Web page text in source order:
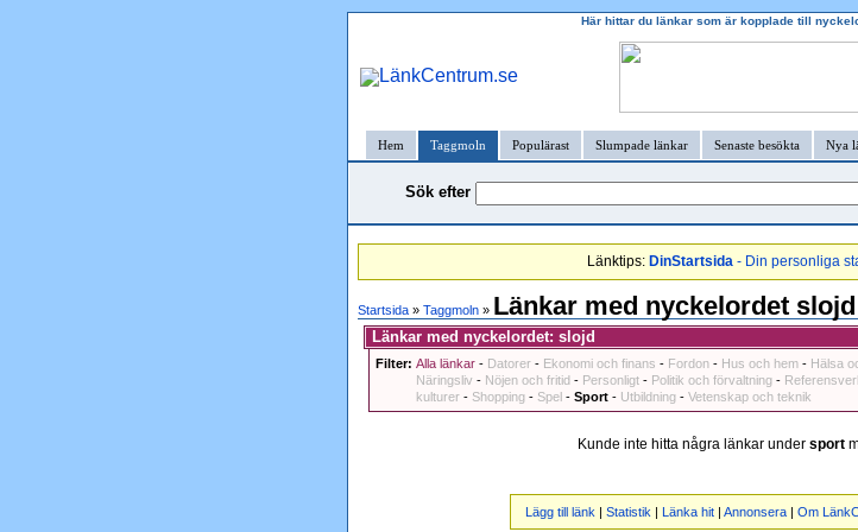
Här hittar du länkar som är kopplade till
Hem Taggmoln Populärast Slumpade länkar Senaste besökta Nya
Sök efter
Länktips: DinStartsida - Din personliga
Startsida » Taggmoln » Länkar med nyckelordet slojd
Länkar med nyckelordet: slojd
Filter: Alla länkar - Datorer - Ekonomi och finans - Fordon - Hus och hem - Hälsa
Näringsliv - Nöjen och fritid - Personligt - Politik och förvaltning -
kulturer - Shopping - Spel - Sport - Utbildning - Vetenskap och teknik
Kunde inte hitta några länkar under sport
Lägg till länk | Statistik | Länka hit| Annonsera| Om